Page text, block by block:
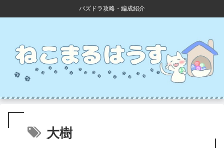
パズドラ攻略・編成紹介
大樹